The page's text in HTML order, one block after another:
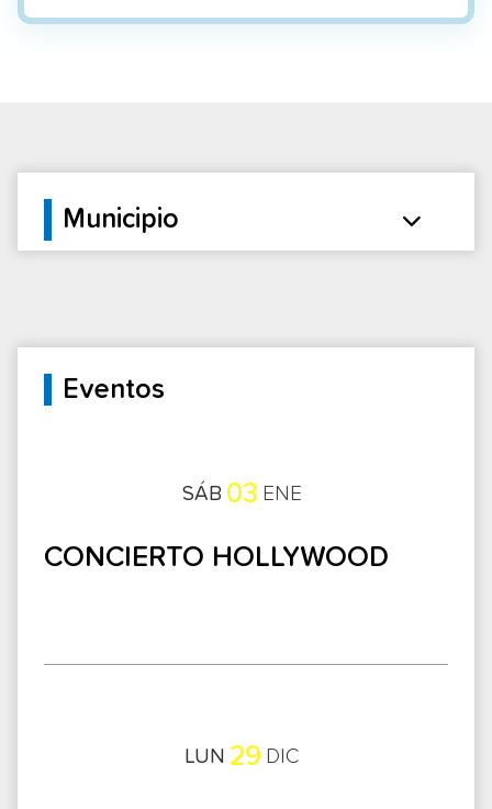
Municipio
Eventos
SÁB 03 ENE
CONCIERTO HOLLYWOOD
LUN 29 DIC